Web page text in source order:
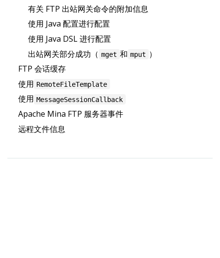
有关 FTP 出站网关命令的附加信息
使用 Java 配置进行配置
使用 Java DSL 进行配置
出站网关部分成功（ mget 和 mput ）
FTP 会话缓存
使用 RemoteFileTemplate
使用 MessageSessionCallback
Apache Mina FTP 服务器事件
远程文件信息